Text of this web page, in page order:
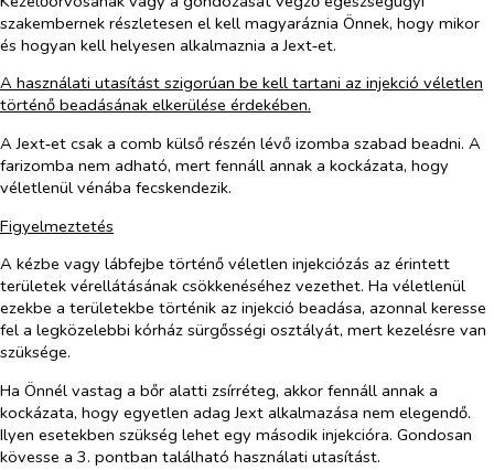
szakembernek részletesen el kell magyaráznia Önnek, hogy mikor
és hogyan kell helyesen alkalmaznia a Jext‑et.
A használati utasítást szigorúan be kell tartani az injekció véletlen
történő beadásának elkerülése érdekében.
A Jext‑et csak a comb külső részén lévő izomba szabad beadni. A
farizomba nem adható, mert fennáll annak a kockázata, hogy
véletlenül vénába fecskendezik.
Figyelmeztetés
A kézbe vagy lábfejbe történő véletlen injekciózás az érintett
területek vérellátásának csökkenéséhez vezethet. Ha véletlenül
ezekbe a területekbe történik az injekció beadása, azonnal keresse
fel a legközelebbi kórház sürgősségi osztályát, mert kezelésre van
szüksége.
Ha Önnél vastag a bőr alatti zsírréteg, akkor fennáll annak a
kockázata, hogy egyetlen adag Jext alkalmazása nem elegendő.
Ilyen esetekben szükség lehet egy második injekcióra. Gondosan
kövesse a 3. pontban található használati utasítást.